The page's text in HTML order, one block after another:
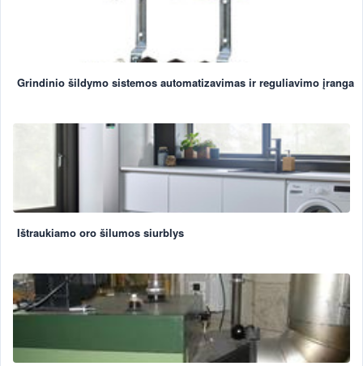
Grindinio šildymo sistemos automatizavimas ir reguliavimo įranga
Ištraukiamo oro šilumos siurblys